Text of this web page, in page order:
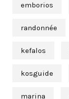
emborios
randonnée
kefalos
kosguide
marina